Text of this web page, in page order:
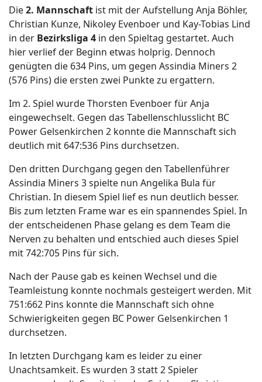
Die2. Mannschaft ist mit der Aufstellung Anja Böhler,
Christian Kunze, Nikoley Evenboer und Kay-Tobias Lind
in der Bezirksliga 4 in den Spieltag gestartet. Auch
hier verlief der Beginn etwas holprig. Dennoch
genügten die 634 Pins, um gegen Assindia Miners 2
(576 Pins) die ersten zwei Punkte zu ergattern.
Im 2. Spiel wurde Thorsten Evenboer für Anja
eingewechselt. Gegen das Tabellenschlusslicht BC
Power Gelsenkirchen 2 konnte die Mannschaft sich
deutlich mit 647:536 Pins durchsetzen.
Den dritten Durchgang gegen den Tabellenführer
Assindia Miners 3 spielte nun Angelika Bula für
Christian. In diesem Spiel lief es nun deutlich besser.
Bis zum letzten Frame war es ein spannendes Spiel. In
der entscheidenen Phase gelang es dem Team die
Nerven zu behalten und entschied auch dieses Spiel
mit 742:705 Pins für sich.
Nach der Pause gab es keinen Wechsel und die
Teamleistung konnte nochmals gesteigert werden. Mit
751:662 Pins konnte die Mannschaft sich ohne
Schwierigkeiten gegen BC Power Gelsenkirchen 1
durchsetzen.
In letzten Durchgang kam es leider zu einer
Unachtsamkeit. Es wurden 3 statt 2 Spieler